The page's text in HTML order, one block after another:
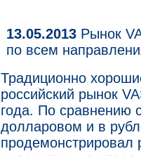
13.05.2013 Рынок
по всем
Традиционно
российский рынок
года. По сравнению
долларовом и в
продемонстрировал